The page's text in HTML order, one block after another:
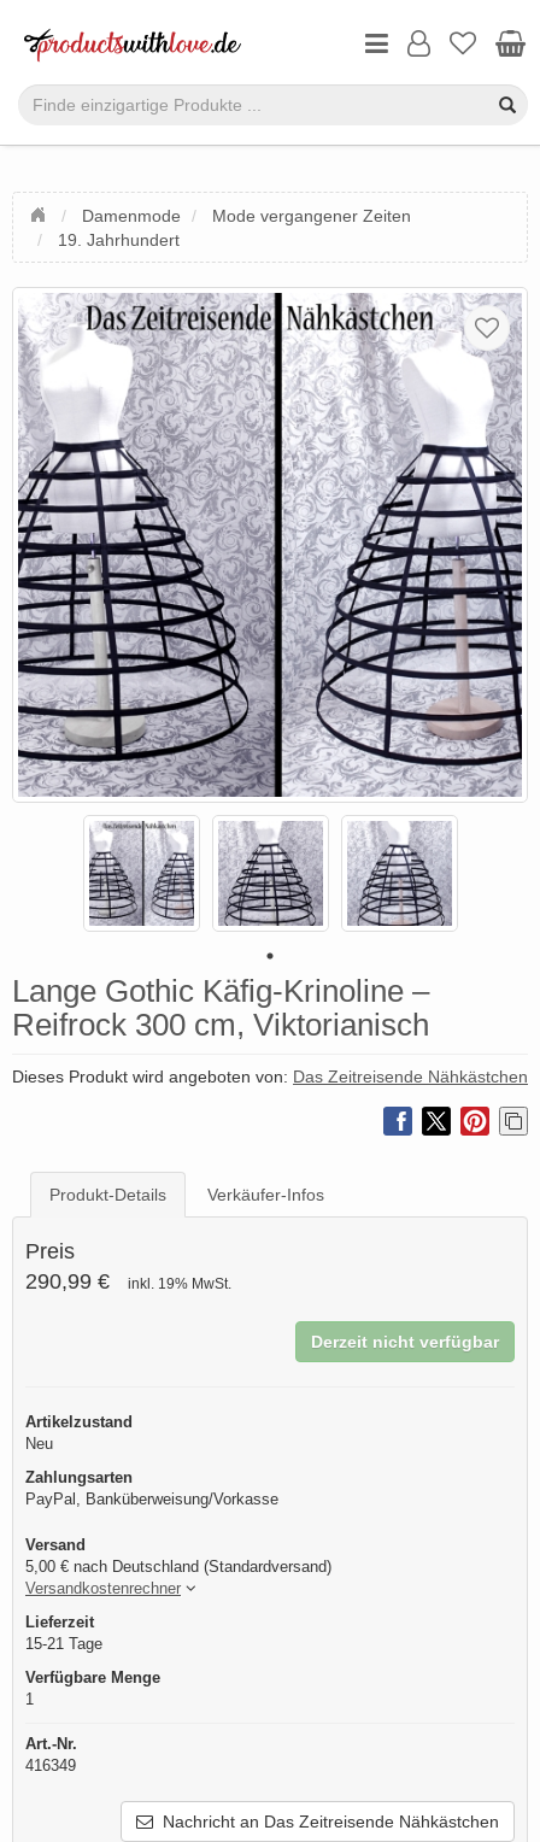
Damenmode
Mode vergangener Zeiten
19. Jahrhundert
Lange Gothic Käfig-Krinoline –
Reifrock 300 cm, Viktorianisch
Dieses Produkt wird angeboten von: Das Zeitreisende Nähkästchen
Produkt-Details Verkäufer-Infos
Preis
290,99 €
inkl. 19% MwSt.
Derzeit nicht verfügbar
Artikelzustand
Neu
Zahlungsarten
PayPal, Banküberweisung/Vorkasse
Versand
5,00 € nach Deutschland (Standardversand)
Versandkostenrechner
Lieferzeit
15-21 Tage
Verfügbare Menge
1
Art.-Nr.
416349
Nachricht an Das Zeitreisende Nähkästchen